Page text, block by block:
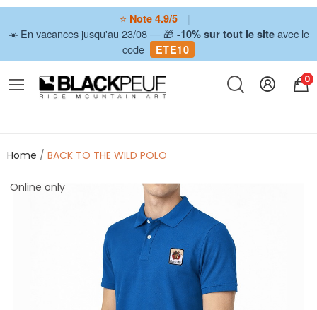
⭐ Note 4.9/5
|
☀️ En vacances jusqu'au 23/08 — 🎁 -10% sur tout le siteavec le
code
ETE10
0
Home BACK TO THE WILD POLO
Online only